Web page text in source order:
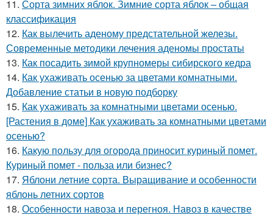
11. Сорта зимних яблок. Зимние сорта яблок – общая
классификация
12. Как вылечить аденому предстательной железы.
Современные методики лечения аденомы простаты
13. Как посадить зимой крупномеры сибирского кедра
14. Как ухаживать осенью за цветами комнатными.
Добавление статьи в новую подборку
15. Как ухаживать за комнатными цветами осенью.
[Растения в доме] Как ухаживать за комнатными цветами
осенью?
16. Какую пользу для огорода приносит куриный помет.
Куриный помет - польза или бизнес?
17. Яблони летние сорта. Выращивание и особенности
яблонь летних сортов
18. Особенности навоза и перегноя. Навоз в качестве